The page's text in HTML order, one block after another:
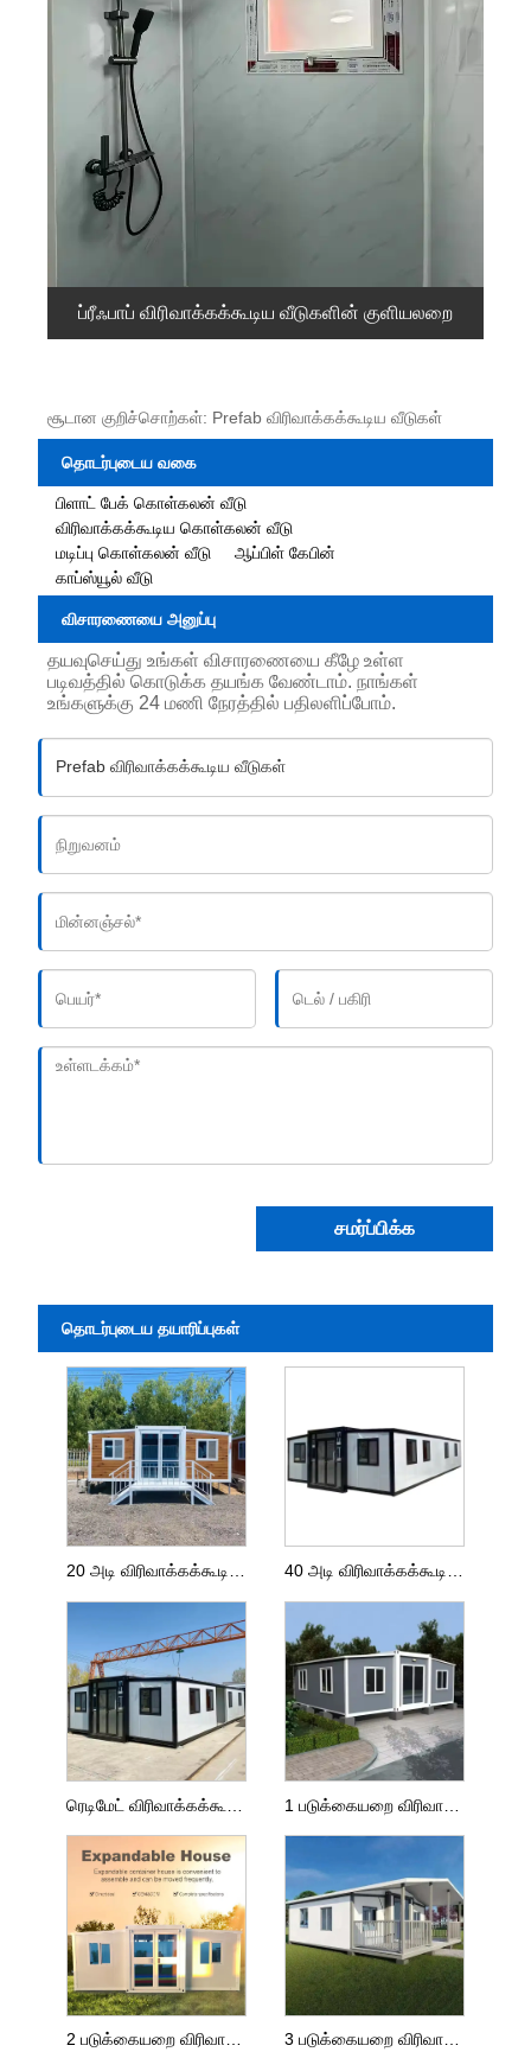
ப்ரீஃபாப் விரிவாக்கக்கூடிய வீடுகளின் குளியலறை
சூடான குறிச்சொற்கள்: Prefab விரிவாக்கக்கூடிய வீடுகள்
தொடர்புடைய வகை
பிளாட் பேக் கொள்கலன் வீடு
விரிவாக்கக்கூடிய கொள்கலன் வீடு
மடிப்பு கொள்கலன் வீடு
ஆப்பிள் கேபின்
காப்ஸ்யூல் வீடு
விசாரணையை அனுப்பு
தயவுசெய்து உங்கள் விசாரணையை கீழே உள்ள
படிவத்தில் கொடுக்க தயங்க வேண்டாம். நாங்கள்
உங்களுக்கு 24 மணி நேரத்தில் பதிலளிப்போம்.
சமர்ப்பிக்க
தொடர்புடைய தயாரிப்புகள்
1 படுக்கையறை விரிவாக்கக்கூடிய வீடு
2 படுக்கையறை விரிவாக்கக்கூடிய வீடு 3 படுக்கையறை விரிவாக்கக்கூடிய வீடு